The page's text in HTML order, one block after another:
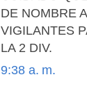
DE NOMBRE
VIGILANTES
LA 2 DIV.
9:38 a. m.